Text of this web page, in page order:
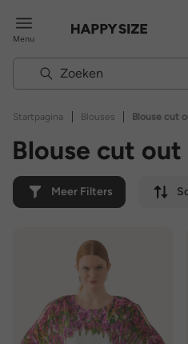
Menu
Startpagina | Blouses | Blouse cut
Blouse cut out
Meer Filters